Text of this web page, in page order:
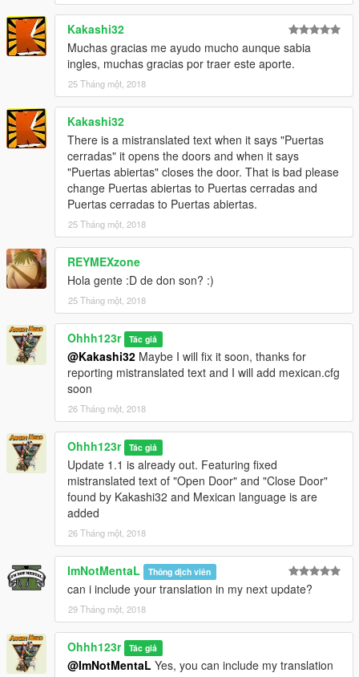
If anyone found a broken translated/mistranslated text, just
comment and report a broken translated/mistranslated text so I
will fix it
ImNotMental's Premium Deluxe Motorsport Car Dealership
https://www.gta5-mods.com/scripts/premium-deluxe-
motorsports-car-shop
Changelogs
1.0-First Release
1.1-Change "Puertas Cerradas" and "Puertas Abiertas" to
"Puertas Abiertas" and "Puertas Cerradas". Also mexican.cfg is
added. Thanks to Kakashi32 for finding these mistranslated
Kakashi32
Muchas gracias me ayudo mucho aunque sabia
ingles, muchas gracias por traer este aporte.
25 Tháng một, 2018
Kakashi32
There is a mistranslated text when it says "Puertas
cerradas" it opens the doors and when it says
"Puertas abiertas" closes the door. That is bad please
change Puertas abiertas to Puertas cerradas and
Puertas cerradas to Puertas abiertas.
25 Tháng một, 2018
REYMEXzone
Hola gente :D de don son? :)
25 Tháng một, 2018
Ohhh123r Tác giả
@Kakashi32 Maybe I will fix it soon, thanks for
reporting mistranslated text and I will add mexican.cfg
soon
26 Tháng một, 2018
Ohhh123r Tác giả
Update 1.1 is already out. Featuring fixed
mistranslated text of "Open Door" and "Close Door"
found by Kakashi32 and Mexican language is are
added
26 Tháng một, 2018
ImNotMentaL Thông dịch viên
can i include your translation in my next update?
29 Tháng một, 2018
Ohhh123r Tác giả
@ImNotMentaL Yes, you can include my translation